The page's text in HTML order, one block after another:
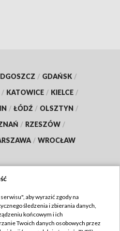
/ GDAŃSK /
/ KATOWICE / KIELCE /
/ ŁÓDŹ / OLSZTYN /
/ RZESZÓW /
/ WROCŁAW
TVP
TVP
aby wyrazić zgody na
śledzenia i zbierania danych,
końcowym i ich
Twoich danych osobowych przez